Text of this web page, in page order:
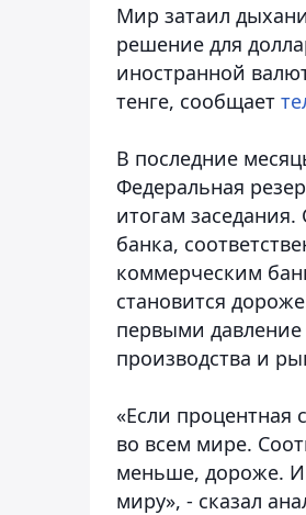
Мир затаил
решение для
иностранной
тенге, сообщает
В последние
Федеральная
итогам
банка,
коммерческим
становится
первыми
производства и
«Если процентная
во всем мире.
меньше, дороже. И
миру», - сказал